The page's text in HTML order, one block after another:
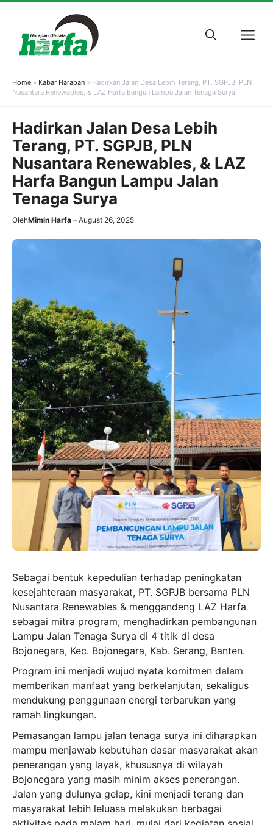
content
Home » Kabar Harapan » Hadirkan Jalan Desa Lebih Terang, PT. SGPJB, PLN
Nusantara Renewables, & LAZ Harfa Bangun Lampu Jalan Tenaga Surya
Hadirkan Jalan Desa Lebih
Terang, PT. SGPJB, PLN
Nusantara Renewables, & LAZ
Harfa Bangun Lampu Jalan
Tenaga Surya
OlehMimin Harfa August 26, 2025
Sebagai bentuk kepedulian terhadap peningkatan
kesejahteraan masyarakat, PT. SGPJB bersama PLN
Nusantara Renewables & menggandeng LAZ Harfa
sebagai mitra program, menghadirkan pembangunan
Lampu Jalan Tenaga Surya di 4 titik di desa
Bojonegara, Kec. Bojonegara, Kab. Serang, Banten.
Program ini menjadi wujud nyata komitmen dalam
memberikan manfaat yang berkelanjutan, sekaligus
mendukung penggunaan energi terbarukan yang
ramah lingkungan.
Pemasangan lampu jalan tenaga surya ini diharapkan
mampu menjawab kebutuhan dasar masyarakat akan
penerangan yang layak, khususnya di wilayah
Bojonegara yang masih minim akses penerangan.
Jalan yang dulunya gelap, kini menjadi terang dan
masyarakat lebih leluasa melakukan berbagai